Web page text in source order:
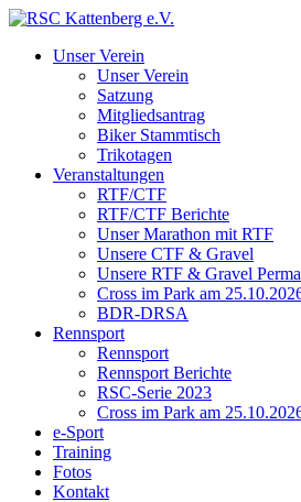
Unser Verein
Unser Verein
Satzung
Mitgliedsantrag
Biker Stammtisch
Trikotagen
Veranstaltungen
RTF/CTF
RTF/CTF Berichte
Unser Marathon mit RTF
Unsere CTF & Gravel
Unsere RTF & Gravel
Cross im Park am
BDR-DRSA
Rennsport
Rennsport
Rennsport Berichte
RSC-Serie 2023
Cross im Park am
e-Sport
Training
Fotos
Kontakt